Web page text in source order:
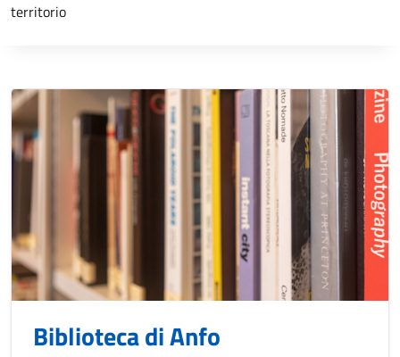
territorio
Biblioteca di Anfo